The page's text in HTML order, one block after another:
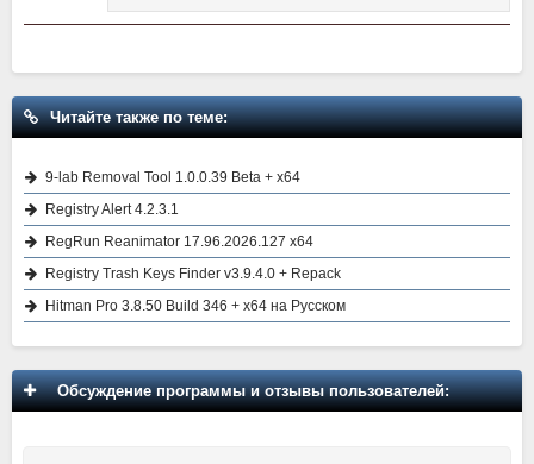
Читайте также по теме:
9-lab Removal Tool 1.0.0.39 Beta + x64
Registry Alert 4.2.3.1
RegRun Reanimator 17.96.2026.127 x64
Registry Trash Keys Finder v3.9.4.0 + Repack
Hitman Pro 3.8.50 Build 346 + x64 на Русском
Обсуждение программы и отзывы пользователей: